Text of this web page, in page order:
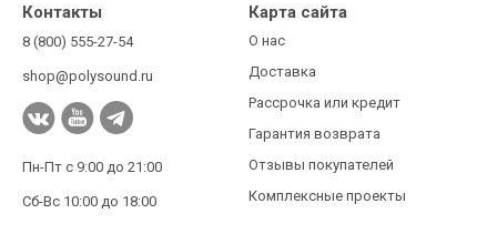
Контакты
8 (800) 555-27-54
shop@polysound.ru
Пн-Пт с 9:00 до 21:00
Сб-Вс 10:00 до 18:00
Карта сайта
О нас
Доставка
Рассрочка или кредит
Гарантия возврата
Отзывы покупателей
Комплексные проекты